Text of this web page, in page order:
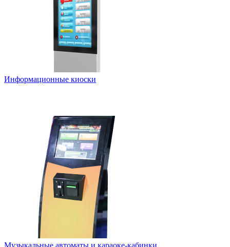
Информационные киоски
Музыкальные автоматы и караоке-кабинки